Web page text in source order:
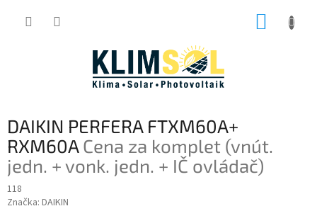
DAIKIN PERFERA FTXM60A+
RXM60ACena za komplet (vnút.
jedn. + vonk. jedn. + IČ ovládač)
118
Značka: DAIKIN